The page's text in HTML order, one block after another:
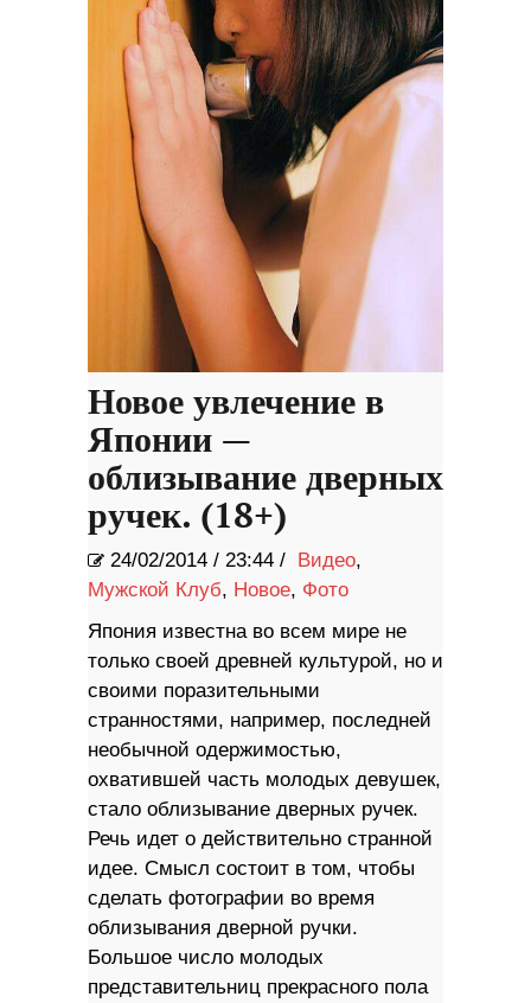
Новое увлечение в
Японии —
облизывание дверных
ручек. (18+)
24/02/2014 / 23:44 / Видео,
Мужской Клуб, Новое, Фото
Япония известна во всем мире не
только своей древней культурой, но и
своими поразительными
странностями, например, последней
необычной одержимостью,
охватившей часть молодых девушек,
стало облизывание дверных ручек.
Речь идет о действительно странной
идее. Смысл состоит в том, чтобы
сделать фотографии во время
облизывания дверной ручки.
Большое число молодых
представительниц прекрасного пола